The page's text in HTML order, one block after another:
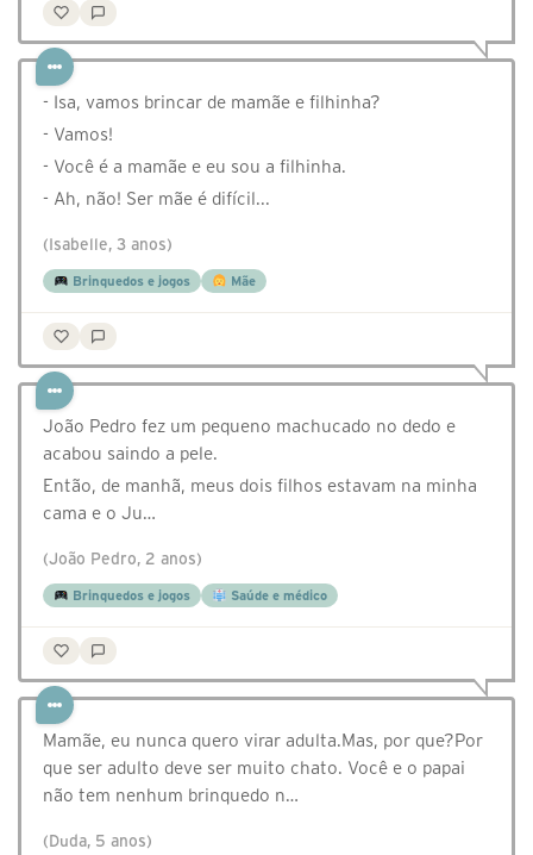
- Isa, vamos brincar de mamãe e filhinha?
- Vamos!
- Você é a mamãe e eu sou a filhinha.
- Ah, não! Ser mãe é difícil...
(Isabelle, 3 anos)
Brinquedos e jogos Mãe
João Pedro fez um pequeno machucado no dedo e
acabou saindo a pele.
Então, de manhã, meus dois filhos estavam na minha
cama e o Ju…
(João Pedro, 2 anos)
Brinquedos e jogos Saúde e médico
Mamãe, eu nunca quero virar adulta.Mas, por que?Por
que ser adulto deve ser muito chato. Você e o papai
não tem nenhum brinquedo n…
(Duda, 5 anos)